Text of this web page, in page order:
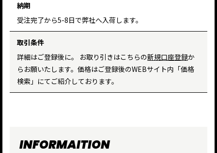
納期
受注完了から5-8日で弊社へ入荷します。
取引条件
詳細はご登録後に。 お取り引きはこちらの新規口座登録か
らお願いたします。価格はご登録後のWEBサイト内「価格
検索」にてご紹介しております。
INFORMAITION